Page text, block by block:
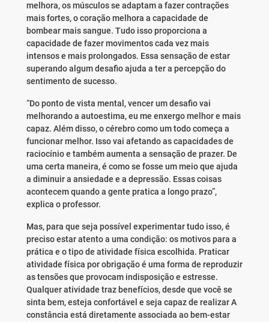
melhora, os músculos se adaptam a fazer contrações
mais fortes, o coração melhora a capacidade de
bombear mais sangue. Tudo isso proporciona a
capacidade de fazer movimentos cada vez mais
intensos e mais prolongados. Essa sensação de estar
superando algum desafio ajuda a ter a percepção do
sentimento de sucesso.
“Do ponto de vista mental, vencer um desafio vai
melhorando a autoestima, eu me enxergo melhor e mais
capaz. Além disso, o cérebro como um todo começa a
funcionar melhor. Isso vai afetando as capacidades de
raciocínio e também aumenta a sensação de prazer. De
uma certa maneira, é como se fosse um meio que ajuda
a diminuir a ansiedade e a depressão. Essas coisas
acontecem quando a gente pratica a longo prazo”,
explica o professor.
Mas, para que seja possível experimentar tudo isso, é
preciso estar atento a uma condição: os motivos para a
prática e o tipo de atividade física escolhida. Praticar
atividade física por obrigação é uma forma de reproduzir
as tensões que provocam indisposição e estresse.
Qualquer atividade traz benefícios, desde que você se
sinta bem, esteja confortável e seja capaz de realizar A
constância está diretamente associada ao bem-estar